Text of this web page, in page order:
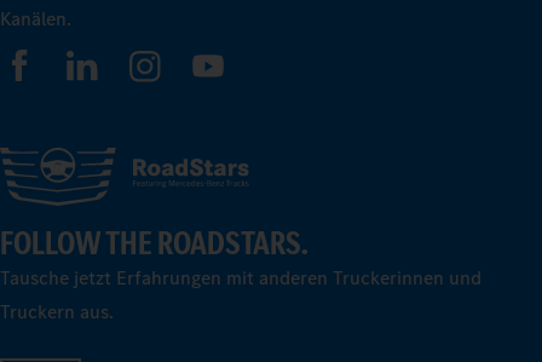
Kanälen.
FOLLOW THE ROADSTARS.
Tausche jetzt Erfahrungen mit anderen Truckerinnen und
Truckern aus.